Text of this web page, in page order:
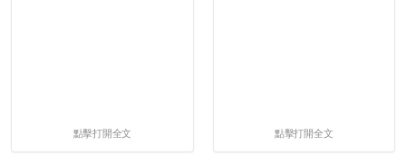
點擊打開全文 點擊打開全文